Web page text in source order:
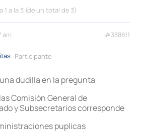
1 a la 3 (de un total de 3)
am #338811
Participante
dudilla en la pregunta
Comisión General de
y Subsecretarios corresponde
puplicas